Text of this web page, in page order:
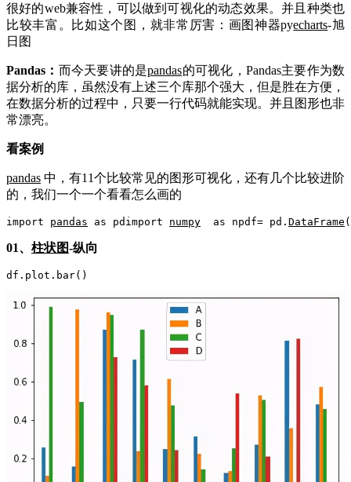
很好的web兼容性，可以做到可视化的动态效果。并且种类也
比较丰富。比如这个图，就非常厉害：画图神器pyecharts-旭
日图
Pandas： 而今天要讲的是pandas的可视化，Pandas主要作为数
据分析的库，虽然没有上述三个库那个强大，但是胜在方便，
在数据分析的过程中，只要一行代码就能实现。并且图形也非
常漂亮。
看案例
pandas 中，有11个比较常见的图形可视化，还有几个比较进阶
的，我们一个一个看看怎么画的
import pandas as pdimport numpy
  as npdf= pd.
DataFrame
01、 柱状图-纵向
df.plot.bar()